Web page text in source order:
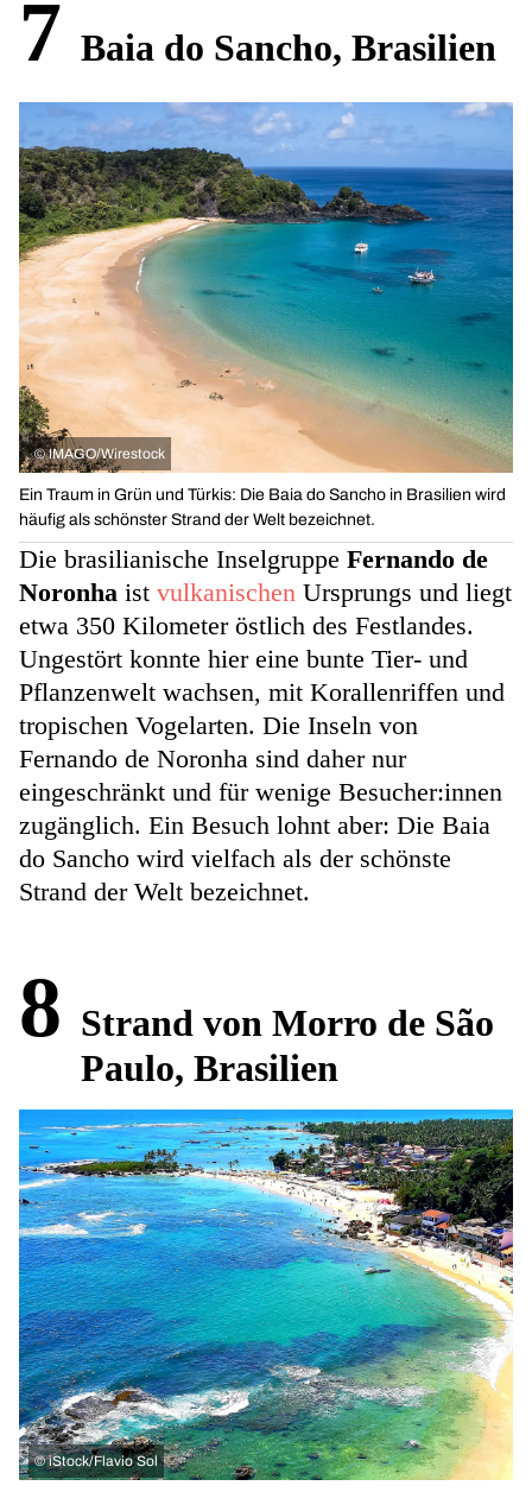
7 Baia do Sancho, Brasilien
© IMAGO/Wirestock
Ein Traum in Grün und Türkis: Die Baia do Sancho in Brasilien wird
häufig als schönster Strand der Welt bezeichnet.
Die brasilianische Inselgruppe Fernando de
Noronha ist vulkanischen Ursprungs und liegt
etwa 350 Kilometer östlich des Festlandes.
Ungestört konnte hier eine bunte Tier- und
Pflanzenwelt wachsen, mit Korallenriffen und
tropischen Vogelarten. Die Inseln von
Fernando de Noronha sind daher nur
eingeschränkt und für wenige Besucher:innen
zugänglich. Ein Besuch lohnt aber: Die Baia
do Sancho wird vielfach als der schönste
Strand der Welt bezeichnet.
8 Strand von Morro de São
Paulo, Brasilien
© iStock/Flavio Sol